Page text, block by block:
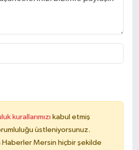
kurallarımızı kabul etmiş
üstleniyorsunuz.
Haberler Mersin hiçbir şekilde